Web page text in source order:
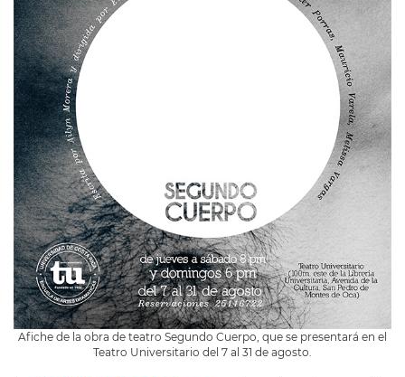
Afiche de la obra de teatro Segundo Cuerpo, que se presentará en el
Teatro Universitario del 7 al 31 de agosto.